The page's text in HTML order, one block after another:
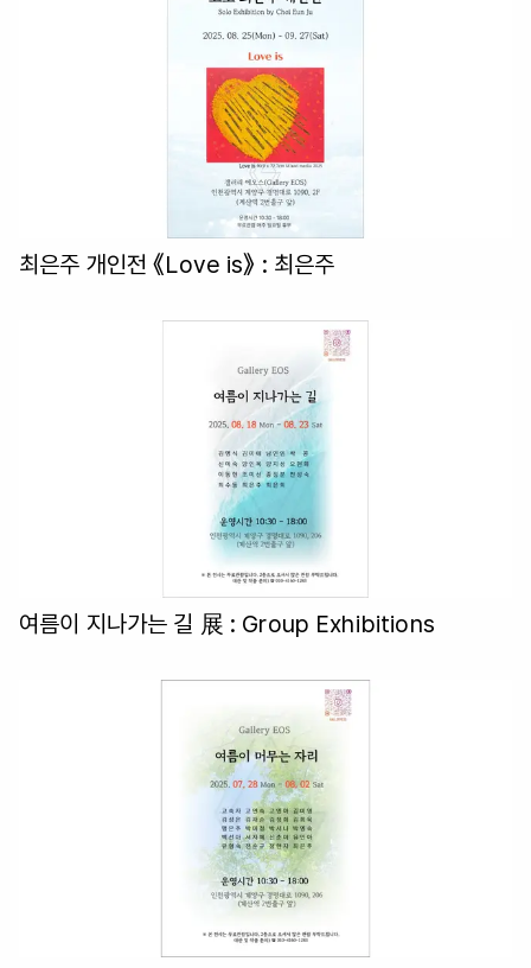
최은주 개인전 《Love is》 : 최은주
여름이 지나가는 길 展 : Group Exhibitions